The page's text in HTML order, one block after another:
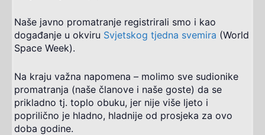
Naše javno promatranje registrirali smo i kao
događanje u okviru Svjetskog tjedna svemira (World
Space Week).
Na kraju važna napomena – molimo sve sudionike
promatranja (naše članove i naše goste) da se
prikladno tj. toplo obuku, jer nije više ljeto i
poprilično je hladno, hladnije od prosjeka za ovo
doba godine.